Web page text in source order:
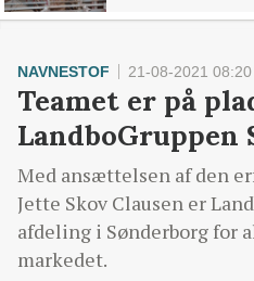
NAVNESTOF 21-08-2021 08:20
Teamet er på
LandboGruppen
Med ansættelsen af den
Jette Skov Clausen er
afdeling i Sønderborg for
markedet.